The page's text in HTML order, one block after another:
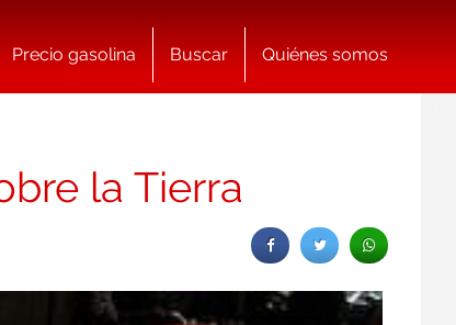
Precio gasolina Buscar Quiénes somos
la Tierra